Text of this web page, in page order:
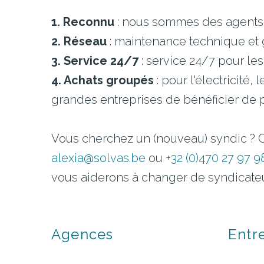
1. Reconnu : nous sommes des
2. Réseau : maintenance technique
3. Service 24/7: service 24/7 pour
4. Achats groupés : pour l'électricité,
grandes entreprises de bénéficier de
Vous cherchez un (nouveau) syndic
alexia@solvas.be ou +32 (0)470 27 97
vous aiderons à changer de
Agences